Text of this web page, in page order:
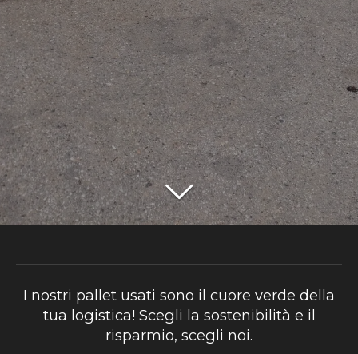
I nostri pallet usati sono il cuore verde della
tua logistica! Scegli la sostenibilità e il
risparmio, scegli noi.